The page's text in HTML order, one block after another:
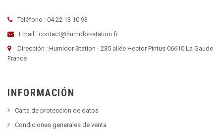
Teléfono : 04 22 13 10 93
Email : contact@humidor-station.fr
Dirección : Humidor Station - 235 allée Hector Pintus 06610 La Gaude
France
INFORMACIÓN
Carta de protección de datos
Condiciones generales de venta